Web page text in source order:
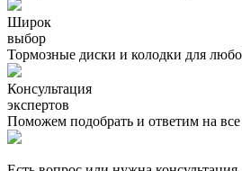
Широк
выбор
Тормозные диски и колодки для
Консультация
экспертов
Поможем подобрать и ответим на